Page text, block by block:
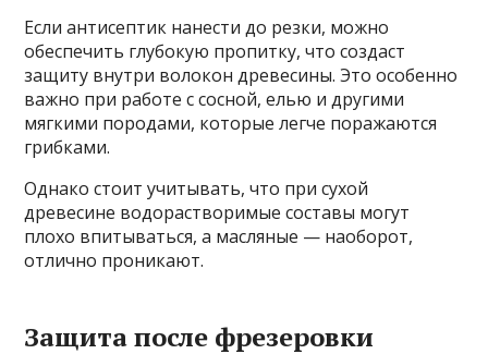
Если антисептик нанести до резки, можно
обеспечить глубокую пропитку, что создаст
защиту внутри волокон древесины. Это особенно
важно при работе с сосной, елью и другими
мягкими породами, которые легче поражаются
грибками.
Однако стоит учитывать, что при сухой
древесине водорастворимые составы могут
плохо впитываться, а масляные — наоборот,
отлично проникают.
Защита после фрезеровки